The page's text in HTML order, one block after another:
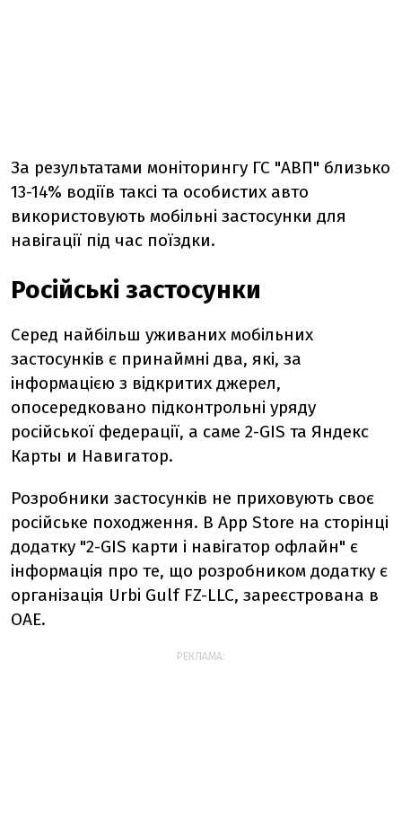
За результатами моніторингу ГС "АВП" близько
13-14% водіїв таксі та особистих авто
використовують мобільні застосунки для
навігації під час поїздки.
Російські застосунки
Серед найбільш уживаних мобільних
застосунків є принаймні два, які, за
інформацією з відкритих джерел,
опосередковано підконтрольні уряду
російської федерації, а саме 2-GIS та Яндекс
Карты и Навигатор.
Розробники застосунків не приховують своє
російське походження. В App Store на сторінці
додатку "2-GIS карти і навігатор офлайн" є
інформація про те, що розробником додатку є
організація Urbi Gulf FZ-LLC, зареєстрована в
ОАЕ.
РЕКЛАМА: